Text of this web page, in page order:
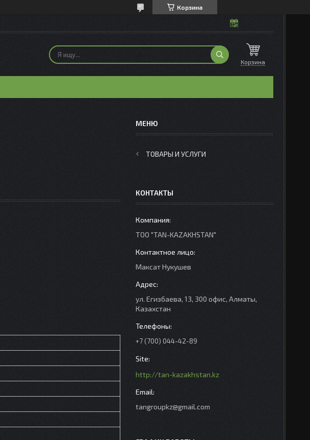
Корзина
Корзина
ТОВАРЫ И УСЛУГИ
КОНТАКТЫ
ТОО "TAN-KAZAKHSTAN"
Максат Нукушев
ул. Егизбаева, 13, 300 офис, Алматы,
Казахстан
+7 (700) 044-42-89
http://tan-kazakhstan.kz
tangroupkz@gmail.com